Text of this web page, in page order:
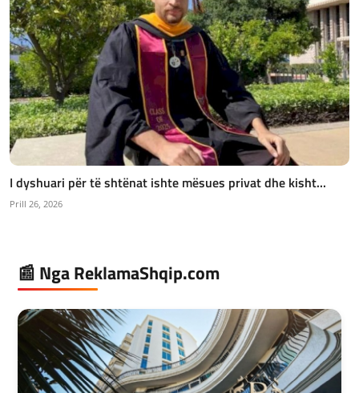
I dyshuari për të shtënat ishte mësues privat dhe kisht...
Prill 26, 2026
📰 Nga ReklamaShqip.com